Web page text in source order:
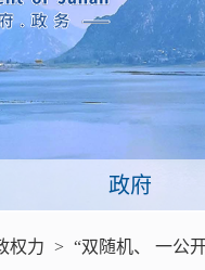
政府会议
政府目录
政府工作报告
政府
权力 > “双随机、 一公